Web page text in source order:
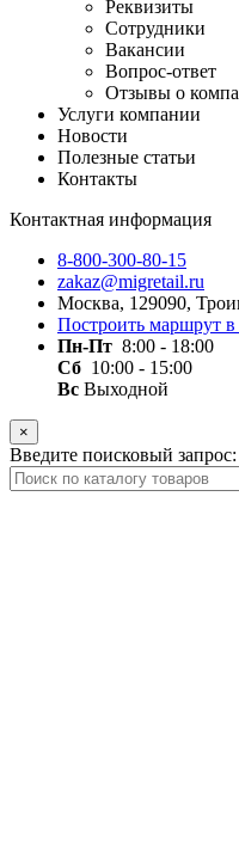
Реквизиты
Сотрудники
Вакансии
Вопрос-ответ
Отзывы о
Услуги компании
Новости
Полезные статьи
Контакты
Контактная информация
8-800-300-80-15
zakaz@migretail.ru
Москва, 129090,
Построить маршрут в
Пн-Пт 8:00 - 18:00
Сб 10:00 - 15:00
Вс Выходной
×
Введите поисковый запрос: